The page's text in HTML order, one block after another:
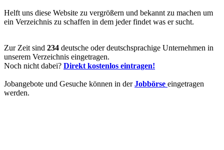
Helft uns diese Website zu vergrößern und bekannt zu machen um
ein Verzeichnis zu schaffen in dem jeder findet was er sucht.
Zur Zeit sind 234 deutsche oder deutschsprachige Unternehmen in
unserem Verzeichnis eingetragen.
Noch nicht dabei? Direkt kostenlos eintragen!
Jobangebote und Gesuche können in derJobbörse eingetragen
werden.